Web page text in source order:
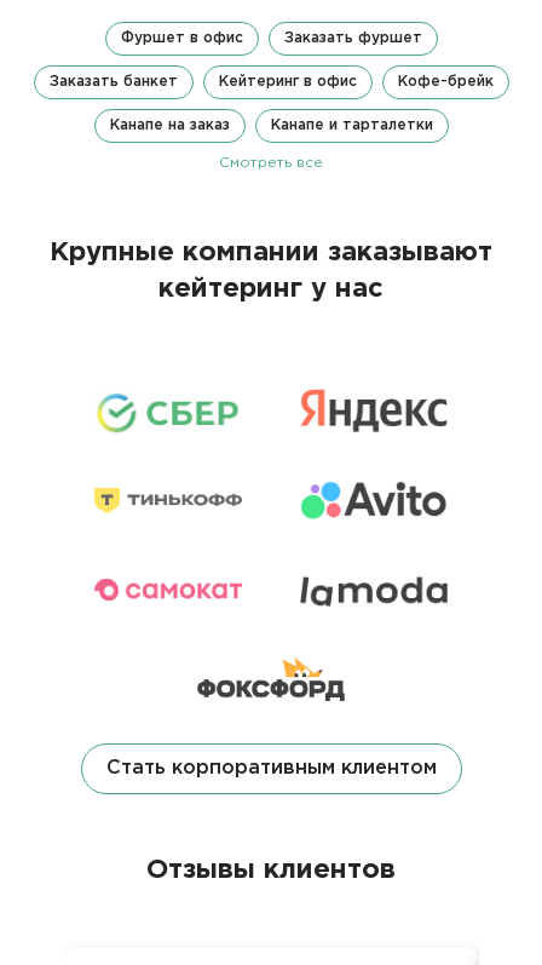
Фуршет в офис Заказать фуршет
Заказать банкет Кейтеринг в офис Кофе-брейк
Канапе на заказ Канапе и тарталетки
Смотреть все
Крупные компании заказывают
кейтеринг у нас
Стать корпоративным клиентом
Отзывы клиентов